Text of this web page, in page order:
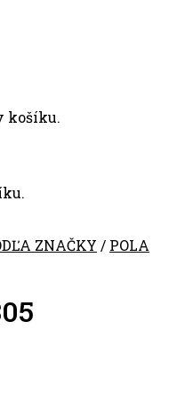
košíku.
ZNAČKY / POLA